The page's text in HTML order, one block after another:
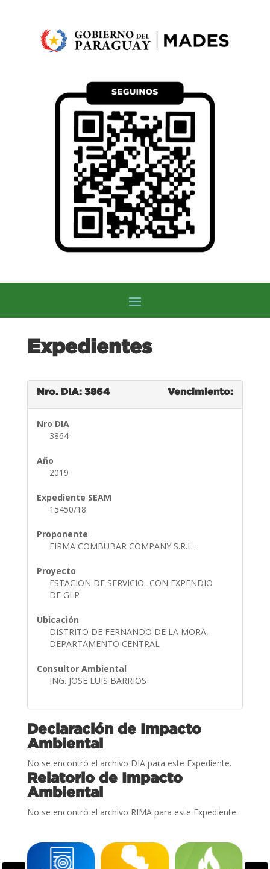
Expedientes
Nro. DIA: 3864 Vencimiento:
Nro DIA
3864
Año
2019
Expediente SEAM
15450/18
Proponente
FIRMA COMBUBAR COMPANY S.R.L.
Proyecto
ESTACION DE SERVICIO- CON EXPENDIO
DE GLP
Ubicación
DISTRITO DE FERNANDO DE LA MORA,
DEPARTAMENTO CENTRAL
Consultor Ambiental
ING. JOSE LUIS BARRIOS
Declaración de Impacto
Ambiental
No se encontró el archivo DIA para este Expediente.
Relatorio de Impacto
Ambiental
No se encontró el archivo RIMA para este Expediente.